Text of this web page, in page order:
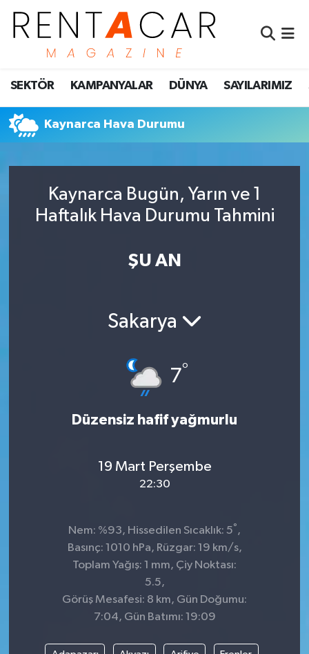
SEKTÖR KAMPANYALAR DÜNYA SAYILARIMIZ
Kaynarca Hava Durumu
Kaynarca Bugün, Yarın ve 1
Haftalık Hava Durumu Tahmini
ŞU AN
Sakarya
7°
Düzensiz hafif yağmurlu
19 Mart Perşembe
22:30
Nem: %93, Hissedilen Sıcaklık: 5° ,
Basınç: 1010 hPa, Rüzgar: 19 km/s,
Toplam Yağış: 1 mm, Çiy Noktası:
5.5,
Görüş Mesafesi: 8 km, Gün Doğumu:
7:04, Gün Batımı: 19:09
İstanbul Nöbetçi Eczaneler
İstanbul Hava Durumu
İstanbul Namaz Vakitleri
Süper Lig Puan Durumu ve Fikstür
Son Dakika Haberleri